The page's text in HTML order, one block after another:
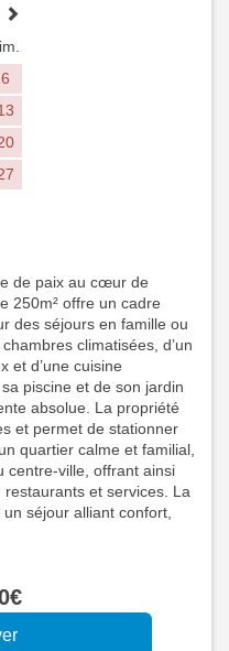
6
de paix au cœur de
250m² offre un cadre
des séjours en famille ou
climatisées, d’un
et d’une cuisine
piscine et de son jardin
absolue. La propriété
et permet de stationner
quartier calme et familial,
centre-ville, offrant ainsi
et services. La
séjour alliant confort,
€